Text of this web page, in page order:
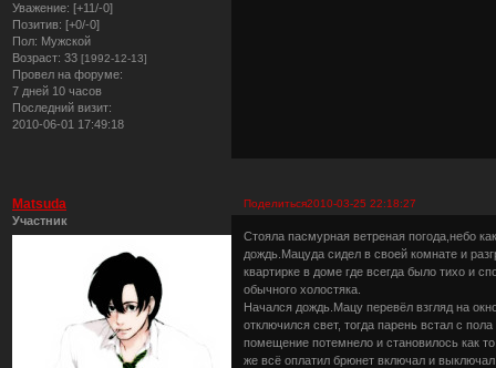
Уважение: [+11/-0]
Позитив: [+0/-0]
Пол: Мужской
Возраст: 33 [1992-12-13]
Провел на форуме:
7 дней 10 часов
Последний визит:
2010-06-01 17:49:18
Поделиться2010-03-25 22:18:27
Matsuda
Участник
Стояла пасмурная ветреная погода,небо
дождь.Мацуда сидел в своей комнате и
квартирке в доме где всегда было тихо и
обычного холостяка.
Начался дождь.Мацу перевёл взгляд на
отключился свет, тогда парень встал с
помещение потемнело и становилось как
же всё оплатил брюнет включал и